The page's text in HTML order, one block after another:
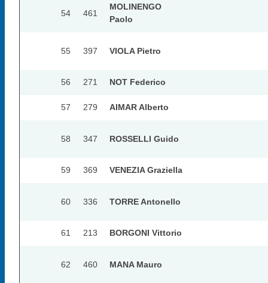
54 461
MOLINENGO
Paolo
55 397 VIOLA Pietro
56 271 NOT Federico
57 279 AIMAR Alberto
58 347 ROSSELLI Guido
59 369 VENEZIA Graziella
60 336 TORRE Antonello
61 213 BORGONI Vittorio
62 460 MANA Mauro